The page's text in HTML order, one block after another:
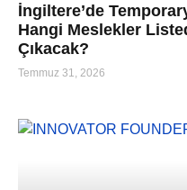
İngiltere’de
Hangi Meslekler
Çıkacak?
Temmuz 31, 2026